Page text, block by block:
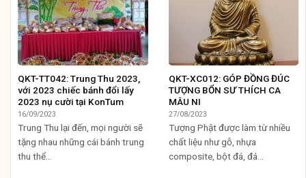
QKT-TT042: Trung Thu 2023,
với 2023 chiếc bánh đổi lấy
2023 nụ cười tại KonTum
16/09/2023
Trung Thu lại đến, mọi người sẽ
tặng nhau những cái bánh trung
thu thể...
QKT-XC012: GÓP ĐỒNG ĐÚC
TƯỢNG BỔN SƯ THÍCH CA
MÂU NI
27/08/2023
Tượng Phật được làm từ nhiều
chất liệu như gỗ, nhựa
composite, bột đá, đá...